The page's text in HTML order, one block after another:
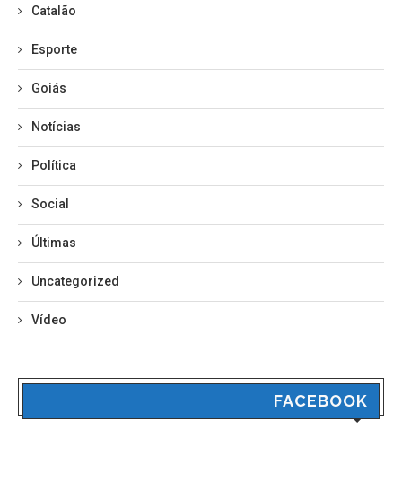
Catalão
Esporte
Goiás
Notícias
Política
Social
Últimas
Uncategorized
Vídeo
FACEBOOK